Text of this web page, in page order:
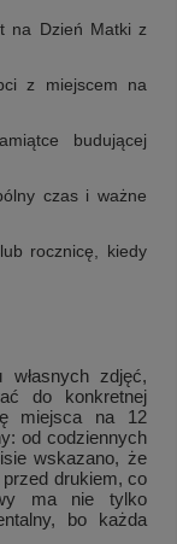
na Dzień Matki z
z miejscem na
budującej
czas i ważne
rocznicę, kiedy
własnych zdjęć,
do konkretnej
miejsca na 12
od codziennych
wskazano, że
przed drukiem, co
ma nie tylko
bo każda